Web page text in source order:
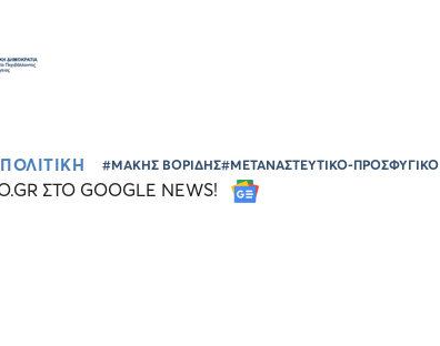
ΠΟΛΙΤΙΚΗ #ΜΑΚΗΣ ΒΟΡΙΔΗΣ#ΜΕΤΑΝΑΣΤΕΥΤΙΚΟ-ΠΡΟΣΦΥΓΙΚΟ
ΣΤΟ GOOGLE NEWS!